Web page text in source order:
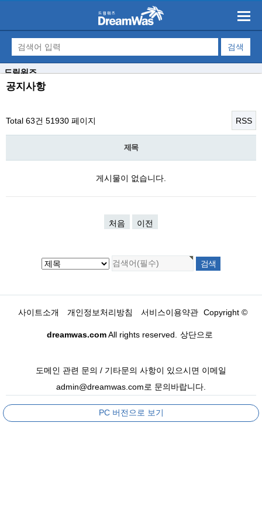
드림워즈
공지사항
Total 63건 51930 페이지 RSS
제목
게시물이 없습니다.
처음 이전
사이트소개 개인정보처리방침 서비스이용약관 Copyright ©
dreamwas.comAll rights reserved. 상단으로
도메인 관련 문의 / 기타문의 사항이 있으시면 이메일
admin@dreamwas.com로 문의바랍니다.
PC 버전으로 보기